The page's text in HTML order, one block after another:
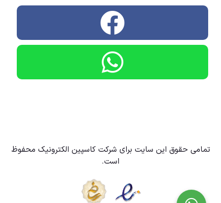
تمامی حقوق این سایت برای شرکت کاسپین الکترونیک محفوظ
است.